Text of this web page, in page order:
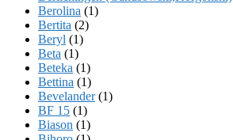
Berolina (1)
Bertita (2)
Beryl (1)
Beta (1)
Beteka (1)
Bettina (1)
Bevelander(1)
BF 15 (1)
Biason (1)